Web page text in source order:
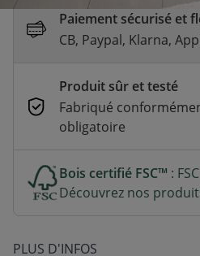
Paiement sécurisé et
CB, Paypal, Klarna,
Produit sûr et testé
Fabriqué
obligatoire
Bois certifié FSC™ :
Découvrez nos
PLUS D'INFOS